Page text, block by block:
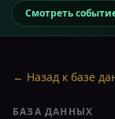
торговый
Смотреть
← Назад к базе
БАЗА ДАННЫХ